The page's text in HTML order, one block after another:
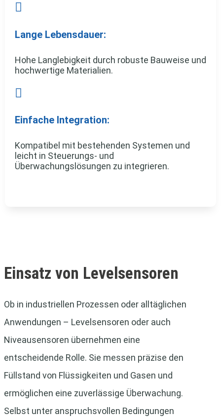

Lange Lebensdauer:
Hohe Langlebigkeit durch robuste Bauweise und
hochwertige Materialien.

Einfache Integration:
Kompatibel mit bestehenden Systemen und
leicht in Steuerungs- und
Überwachungslösungen zu integrieren.
Einsatz von Levelsensoren
Ob in industriellen Prozessen oder alltäglichen
Anwendungen – Levelsensoren oder auch
Niveausensoren übernehmen eine
entscheidende Rolle. Sie messen präzise den
Füllstand von Flüssigkeiten und Gasen und
ermöglichen eine zuverlässige Überwachung.
Selbst unter anspruchsvollen Bedingungen